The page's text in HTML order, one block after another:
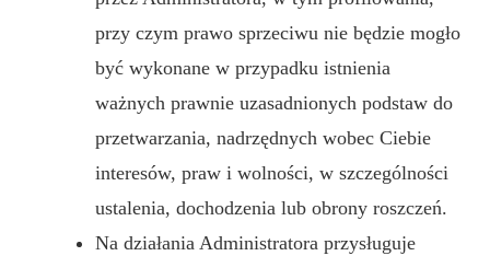
przy czym prawo sprzeciwu nie będzie mogło
być wykonane w przypadku istnienia
ważnych prawnie uzasadnionych podstaw do
przetwarzania, nadrzędnych wobec Ciebie
interesów, praw i wolności, w szczególności
ustalenia, dochodzenia lub obrony roszczeń.
Na działania Administratora przysługuje